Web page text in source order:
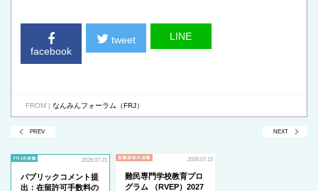
facebook
tweet LINE
FROM | なんみんフォーラム（FRJ）
PREV NEXT
2026.07.31
パブリックコメント提
出：在留許可手数料の
2026.07.15
難民専門学校教育プロ
グラム （RVEP）2027